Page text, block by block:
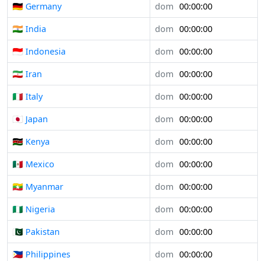
🇩🇪 Germany
dom 00:00:00
🇮🇳 India
dom 00:00:00
🇮🇩 Indonesia
dom 00:00:00
🇮🇷 Iran
dom 00:00:00
🇮🇹 Italy
dom 00:00:00
🇯🇵 Japan
dom 00:00:00
🇰🇪 Kenya
dom 00:00:00
🇲🇽 Mexico
dom 00:00:00
🇲🇲 Myanmar
dom 00:00:00
🇳🇬 Nigeria
dom 00:00:00
🇵🇰 Pakistan
dom 00:00:00
🇵🇭 Philippines
dom 00:00:00